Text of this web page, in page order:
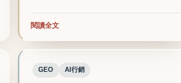
閱讀全文
GEO AI行銷